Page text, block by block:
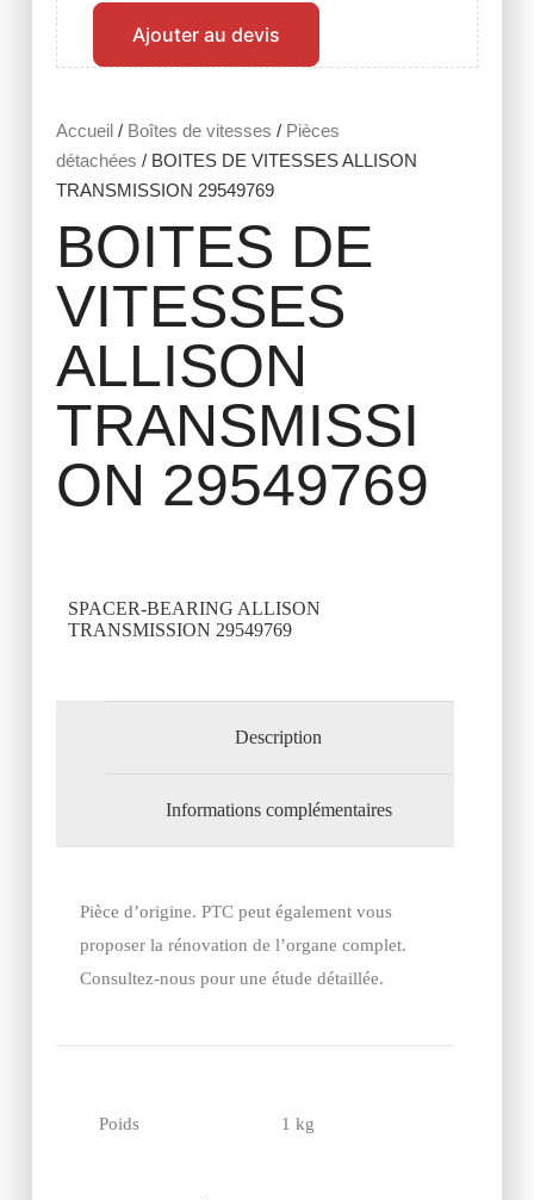
Accueil/ Boîtes de vitesses / Pièces
détachées / BOITES DE VITESSES ALLISON
TRANSMISSION 29549769
BOITES DE
VITESSES
ALLISON
TRANSMISSI
ON 29549769
SPACER-BEARING ALLISON
TRANSMISSION 29549769
Description
Informations complémentaires
Pièce d’origine. PTC peut également vous
proposer la rénovation de l’organe complet.
Consultez-nous pour une étude détaillée.
Poids 1 kg
Ajouter au devis